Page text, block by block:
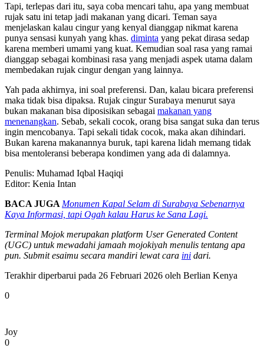
Tapi, terlepas dari itu, saya coba mencari tahu, apa yang membuat
rujak satu ini tetap jadi makanan yang dicari. Teman saya
menjelaskan kalau cingur yang kenyal dianggap nikmat karena
punya sensasi kunyah yang khas. diminta yang pekat dirasa sedap
karena memberi umami yang kuat. Kemudian soal rasa yang ramai
dianggap sebagai kombinasi rasa yang menjadi aspek utama dalam
membedakan rujak cingur dengan yang lainnya.
Yah pada akhirnya, ini soal preferensi. Dan, kalau bicara preferensi
maka tidak bisa dipaksa. Rujak cingur Surabaya menurut saya
bukan makanan bisa diposisikan sebagai makanan yang
menenangkan. Sebab, sekali cocok, orang bisa sangat suka dan terus
ingin mencobanya. Tapi sekali tidak cocok, maka akan dihindari.
Bukan karena makanannya buruk, tapi karena lidah memang tidak
bisa mentoleransi beberapa kondimen yang ada di dalamnya.
Penulis: Muhamad Iqbal Haqiqi
Editor: Kenia Intan
BACA JUGA Monumen Kapal Selam di Surabaya Sebenarnya
Kaya Informasi, tapi Ogah kalau Harus ke Sana Lagi.
Terminal Mojok merupakan platform User Generated Content
(UGC) untuk mewadahi jamaah mojokiyah menulis tentang apa
pun. Submit esaimu secara mandiri lewat cara ini dari.
Terakhir diperbarui pada 26 Februari 2026 oleh Berlian Kenya
0
Joy
0